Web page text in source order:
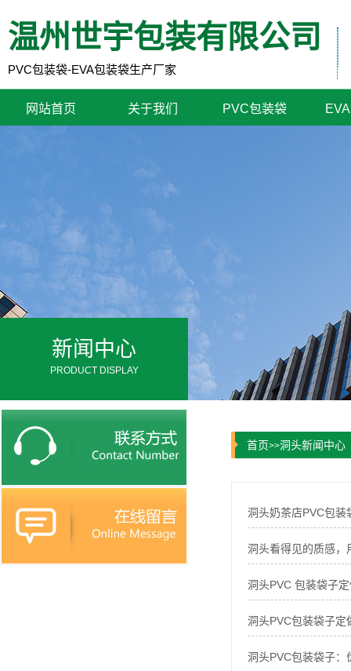
温州世宇包装有限公司
PVC包装袋-EVA包装袋生产厂家
网站首页 关于我们 PVC包装袋
新闻中心
PRODUCT DISPLAY
首页>>洞头新闻中心
洞头奶茶店PVC包装
洞头看得见的质感
洞头PVC 包装袋子
洞头PVC包装袋子
洞头PVC包装袋子：